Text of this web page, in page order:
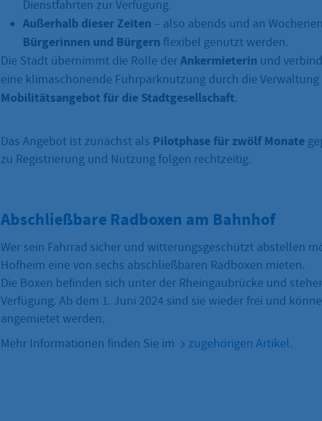
Dienstfahrten zur Verfügung.
Außerhalb dieser Zeiten – also abends und an
Bürgerinnen und Bürgern flexibel genutzt werden.
Die Stadt übernimmt die Rolle derAnkermieterin und
eine klimaschonende Fuhrparknutzung durch die Verwaltung
Mobilitätsangebot für die Stadtgesellschaft.
Das Angebot ist zunächst als Pilotphase für zwölf Monate
zu Registrierung und Nutzung folgen rechtzeitig.
Abschließbare Radboxen am Bahnhof
Wer sein Fahrrad sicher und witterungsgeschützt abstellen
Hofheim eine von sechs abschließbaren Radboxen mieten.
Die Boxen befinden sich unter der Rheingaubrücke und
Verfügung. Ab dem 1. Juni 2024 sind sie wieder frei und
angemietet werden.
Mehr Informationen finden Sie im
zugehörigen Artikel.